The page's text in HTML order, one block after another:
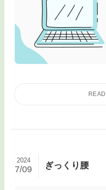
ぎっくり腰
2024
7/09